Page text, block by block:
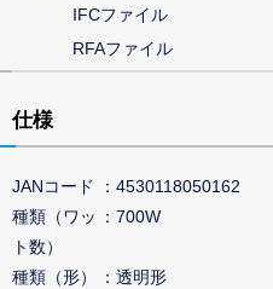
IFCファイル
RFAファイル
仕様
JANコード
4530118050162
種類（ワッ
ト数）
700W
種類（形）
透明形